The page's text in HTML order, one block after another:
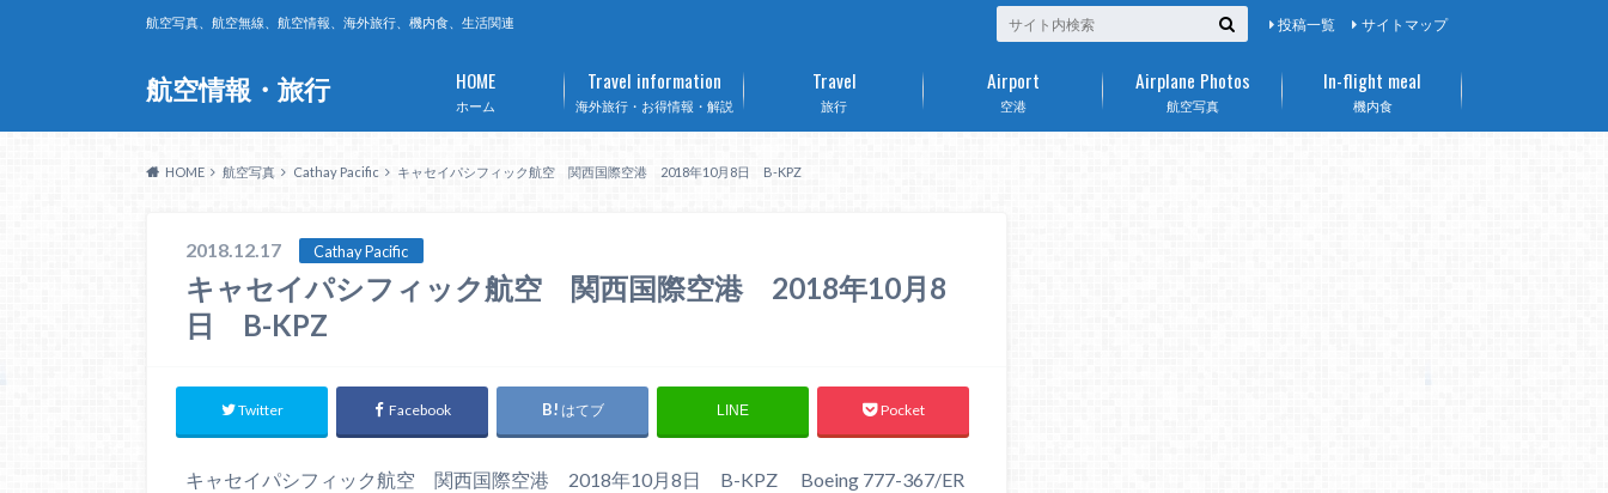
航空情報・旅行
航空写真、航空無線、航空情報、海外旅行、機内食、生活関連 投稿一覧 サイトマップ
ホーム
HOME
海外旅行・お得情報・解説
Travel information
旅行
Travel
空港
Airport
航空写真
Airplane Photos
機内食
In-flight meal
HOME 航空写真 Cathay Pacific キャセイパシフィック航空 関西国際空港 2018年10月8日 B-KPZ
2018.12.17 Cathay Pacific
キャセイパシフィック航空 関西国際空港 2018年10月8
日 B-KPZ
Twitter Facebook はてブ LINE Pocket
キャセイパシフィック航空 関西国際空港 2018年10月8日 B-KPZ Boeing 777-367/ER